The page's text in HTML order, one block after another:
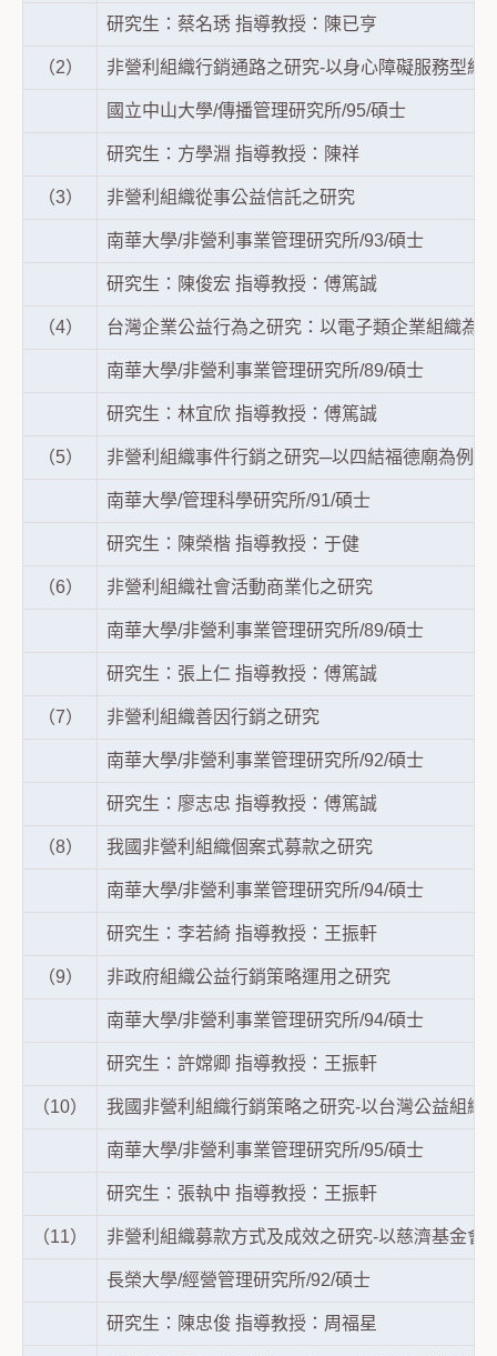
研究生：蔡名琇 指導教授：陳已亨
（2） 非營利組織行銷通路之研究-以身心障礙服務型組
國立中山大學/傳播管理研究所/95/碩士
研究生：方學淵 指導教授：陳祥
（3） 非營利組織從事公益信託之研究
南華大學/非營利事業管理研究所/93/碩士
研究生：陳俊宏 指導教授：傅篤誠
（4） 台灣企業公益行為之研究：以電子類企業組織為例
南華大學/非營利事業管理研究所/89/碩士
研究生：林宜欣 指導教授：傅篤誠
（5） 非營利組織事件行銷之研究─以四結福德廟為例
南華大學/管理科學研究所/91/碩士
研究生：陳榮楷 指導教授：于健
（6） 非營利組織社會活動商業化之研究
南華大學/非營利事業管理研究所/89/碩士
研究生：張上仁 指導教授：傅篤誠
（7） 非營利組織善因行銷之研究
南華大學/非營利事業管理研究所/92/碩士
研究生：廖志忠 指導教授：傅篤誠
（8） 我國非營利組織個案式募款之研究
南華大學/非營利事業管理研究所/94/碩士
研究生：李若綺 指導教授：王振軒
（9） 非政府組織公益行銷策略運用之研究
南華大學/非營利事業管理研究所/94/碩士
研究生：許嫦卿 指導教授：王振軒
（10） 我國非營利組織行銷策略之研究-以台灣公益組織
南華大學/非營利事業管理研究所/95/碩士
研究生：張執中 指導教授：王振軒
（11） 非營利組織募款方式及成效之研究-以慈濟基金會
長榮大學/經營管理研究所/92/碩士
研究生：陳忠俊 指導教授：周福星